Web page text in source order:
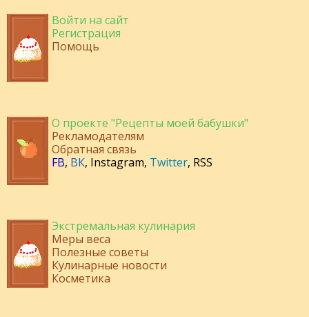
Войти на сайт
Регистрация
Помощь
О проекте "Рецепты моей бабушки"
Рекламодателям
Обратная связь
FB, ВК, Instagram, Twitter, RSS
Экстремальная кулинария
Меры веса
Полезные советы
Кулинарные новости
Косметика